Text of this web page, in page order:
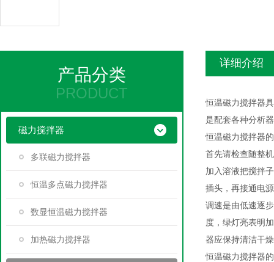
产品分类
PRODUCT
磁力搅拌器
多联磁力搅拌器
恒温多点磁力搅拌器
数显恒温磁力搅拌器
加热磁力搅拌器
详细介绍
恒温磁力搅拌器
是配套各种分析
恒温磁力搅拌器
首先请检查随整
加入溶液把搅拌
插头，再接通电
调速是由低速逐
度，绿灯亮表明
器应保持清洁干
恒温磁力搅拌器